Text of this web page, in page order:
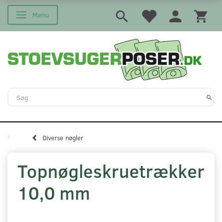
Skifte navigation
Menu
Diverse nøgler
Topnøgleskruetrækker
10,0 mm